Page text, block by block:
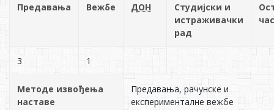
Предавања Вежбе ДОН
Студијски и
истраживачки
рад
3 1
Методе извођења
наставе
Предавања, рачунске и
експерименталне вежбе